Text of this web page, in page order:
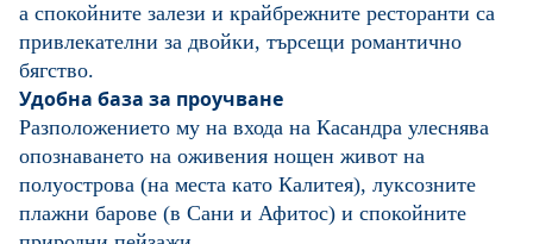
а спокойните залези и крайбрежните ресторанти са
привлекателни за двойки, търсещи романтично
бягство.
Удобна база за проучване
Разположението му на входа на Касандра улеснява
опознаването на оживения нощен живот на
полуострова (на места като Калитея), луксозните
плажни барове (в Сани и Афитос) и спокойните